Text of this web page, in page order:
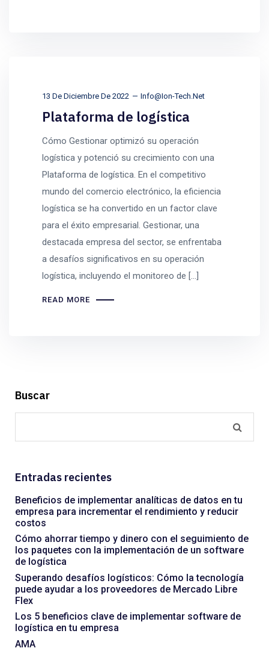
13 De Diciembre De 2022 Info@ion-Tech.net
Plataforma de logística
Cómo Gestionar optimizó su operación
logística y potenció su crecimiento con una
Plataforma de logística. En el competitivo
mundo del comercio electrónico, la eficiencia
logística se ha convertido en un factor clave
para el éxito empresarial. Gestionar, una
destacada empresa del sector, se enfrentaba
a desafíos significativos en su operación
logística, incluyendo el monitoreo de […]
READ MORE
Buscar
Entradas recientes
Beneficios de implementar analíticas de datos en tu
empresa para incrementar el rendimiento y reducir
costos
Cómo ahorrar tiempo y dinero con el seguimiento de
los paquetes con la implementación de un software
de logística
Superando desafíos logísticos: Cómo la tecnología
puede ayudar a los proveedores de Mercado Libre
Flex
Los 5 beneficios clave de implementar software de
logística en tu empresa
AMA